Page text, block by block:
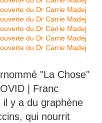
"La Chose"
| Franc
y a du graphène
qui nourrit